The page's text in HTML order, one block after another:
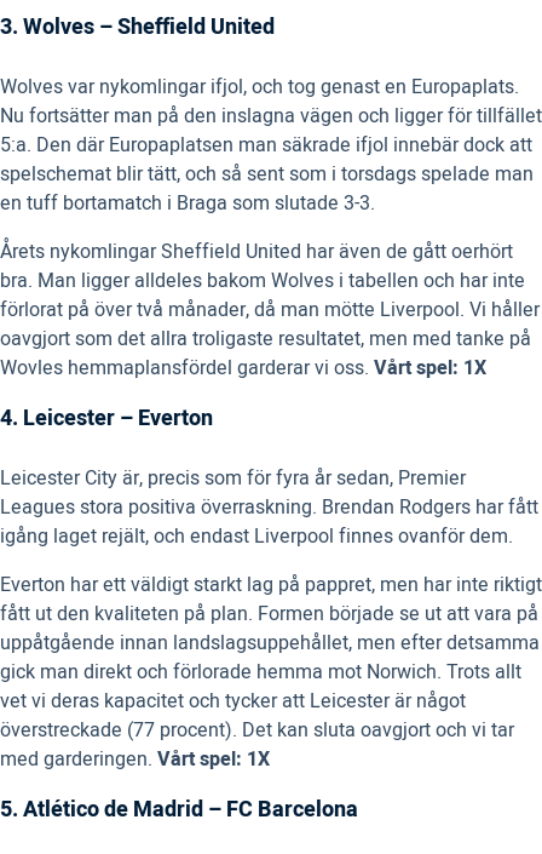
3. Wolves – Sheffield United
Wolves var nykomlingar ifjol, och tog genast en Europaplats.
Nu fortsätter man på den inslagna vägen och ligger för tillfället
5:a. Den där Europaplatsen man säkrade ifjol innebär dock att
spelschemat blir tätt, och så sent som i torsdags spelade man
en tuff bortamatch i Braga som slutade 3-3.
Årets nykomlingar Sheffield United har även de gått oerhört
bra. Man ligger alldeles bakom Wolves i tabellen och har inte
förlorat på över två månader, då man mötte Liverpool. Vi håller
oavgjort som det allra troligaste resultatet, men med tanke på
Wovles hemmaplansfördel garderar vi oss. Vårt spel: 1X
4. Leicester – Everton
Leicester City är, precis som för fyra år sedan, Premier
Leagues stora positiva överraskning. Brendan Rodgers har fått
igång laget rejält, och endast Liverpool finnes ovanför dem.
Everton har ett väldigt starkt lag på pappret, men har inte riktigt
fått ut den kvaliteten på plan. Formen började se ut att vara på
uppåtgående innan landslagsuppehållet, men efter detsamma
gick man direkt och förlorade hemma mot Norwich. Trots allt
vet vi deras kapacitet och tycker att Leicester är något
överstreckade (77 procent). Det kan sluta oavgjort och vi tar
med garderingen. Vårt spel: 1X
5. Atlético de Madrid – FC Barcelona